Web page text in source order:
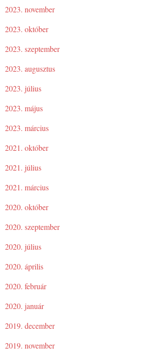
2023. november
2023. október
2023. szeptember
2023. augusztus
2023. július
2023. május
2023. március
2021. október
2021. július
2021. március
2020. október
2020. szeptember
2020. július
2020. április
2020. február
2020. január
2019. december
2019. november